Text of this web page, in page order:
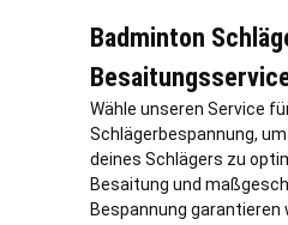
Badminton
Wähle unseren Service
Schlägerbespannung,
deines Schlägers zu
Besaitung und
Bespannung garantieren